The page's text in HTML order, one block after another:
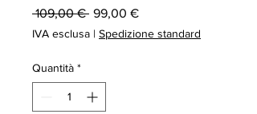
109,00 € Prezzo
99,00 €Prezzo
IVA esclusa | Spedizione standard
Quantità *